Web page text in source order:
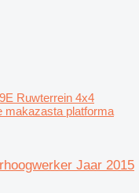
Ruwterrein 4x4
makazasta platforma
Jaar 2015